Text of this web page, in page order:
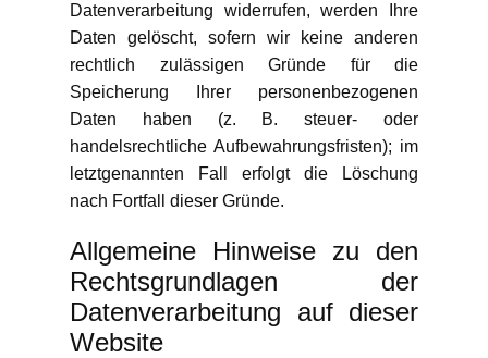
Datenverarbeitung widerrufen, werden Ihre
Daten gelöscht, sofern wir keine anderen
rechtlich zulässigen Gründe für die
Speicherung Ihrer personenbezogenen
Daten haben (z. B. steuer- oder
handelsrechtliche Aufbewahrungsfristen); im
letztgenannten Fall erfolgt die Löschung
nach Fortfall dieser Gründe.
Allgemeine Hinweise zu den
Rechtsgrundlagen der
Datenverarbeitung auf dieser
Website